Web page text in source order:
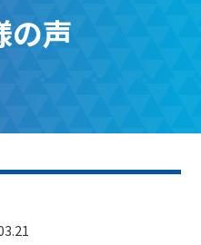
の声